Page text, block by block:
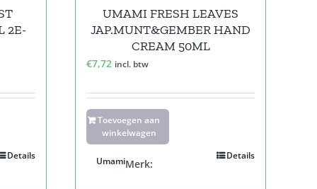
2E-
Details
UMAMI FRESH LEAVES
JAP.MUNT&GEMBER HAND
CREAM 50ML
€7,72 incl. btw
Toevoegen aan
winkelwagen
Details
Merk:
Umami